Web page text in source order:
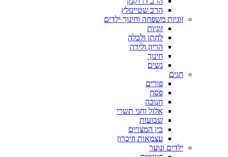
הרב שטיינזלץ
זוגיות משפחה וחינוך ילדים
זוגיות
לחתן ולכלה
הריון ולידה
חינוך
נשים
חגים
פורים
פסח
חנוכה
אלול וחגי תשרי
שבועות
בין המצרים
עצמאות וזיכרון
ילדים ונוער